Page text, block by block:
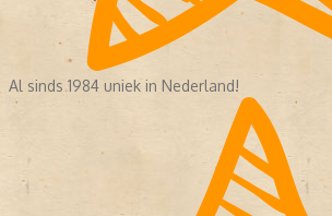
Al sinds 1984 uniek in Nederland!